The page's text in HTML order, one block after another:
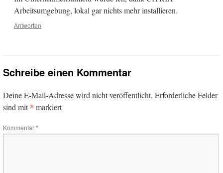
Arbeitsumgebung, lokal gar nichts mehr installieren.
Antworten
Schreibe einen Kommentar
Deine E-Mail-Adresse wird nicht veröffentlicht. Erforderliche Felder
sind mit* markiert
Kommentar*